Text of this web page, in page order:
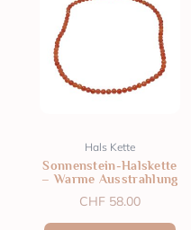
Hals Kette
Sonnenstein-Halskette
– Warme Ausstrahlung
CHF 58.00